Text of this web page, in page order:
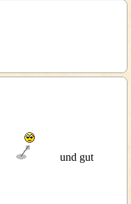
und gut